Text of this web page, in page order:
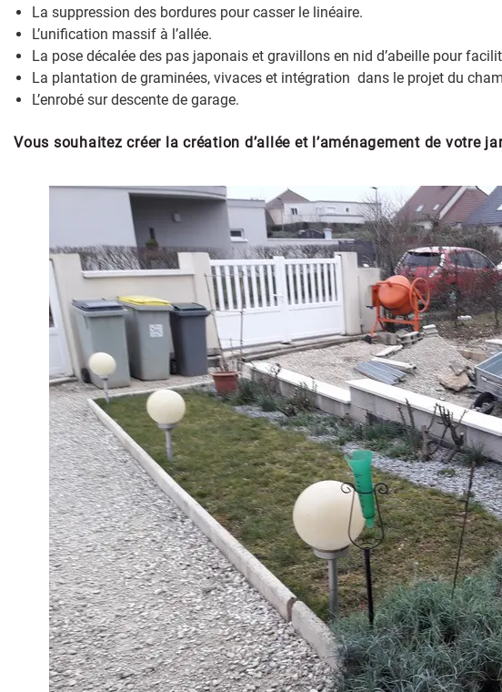
La suppression des bordures pour casser le linéaire.
L’unification massif à l’allée.
La pose décalée des pas japonais et gravillons en nid d’abeille pour
La plantation de graminées, vivaces et intégration dans le projet du
L’enrobé sur descente de garage.
Vous souhaitez créer la création d’allée et l’aménagement de votre